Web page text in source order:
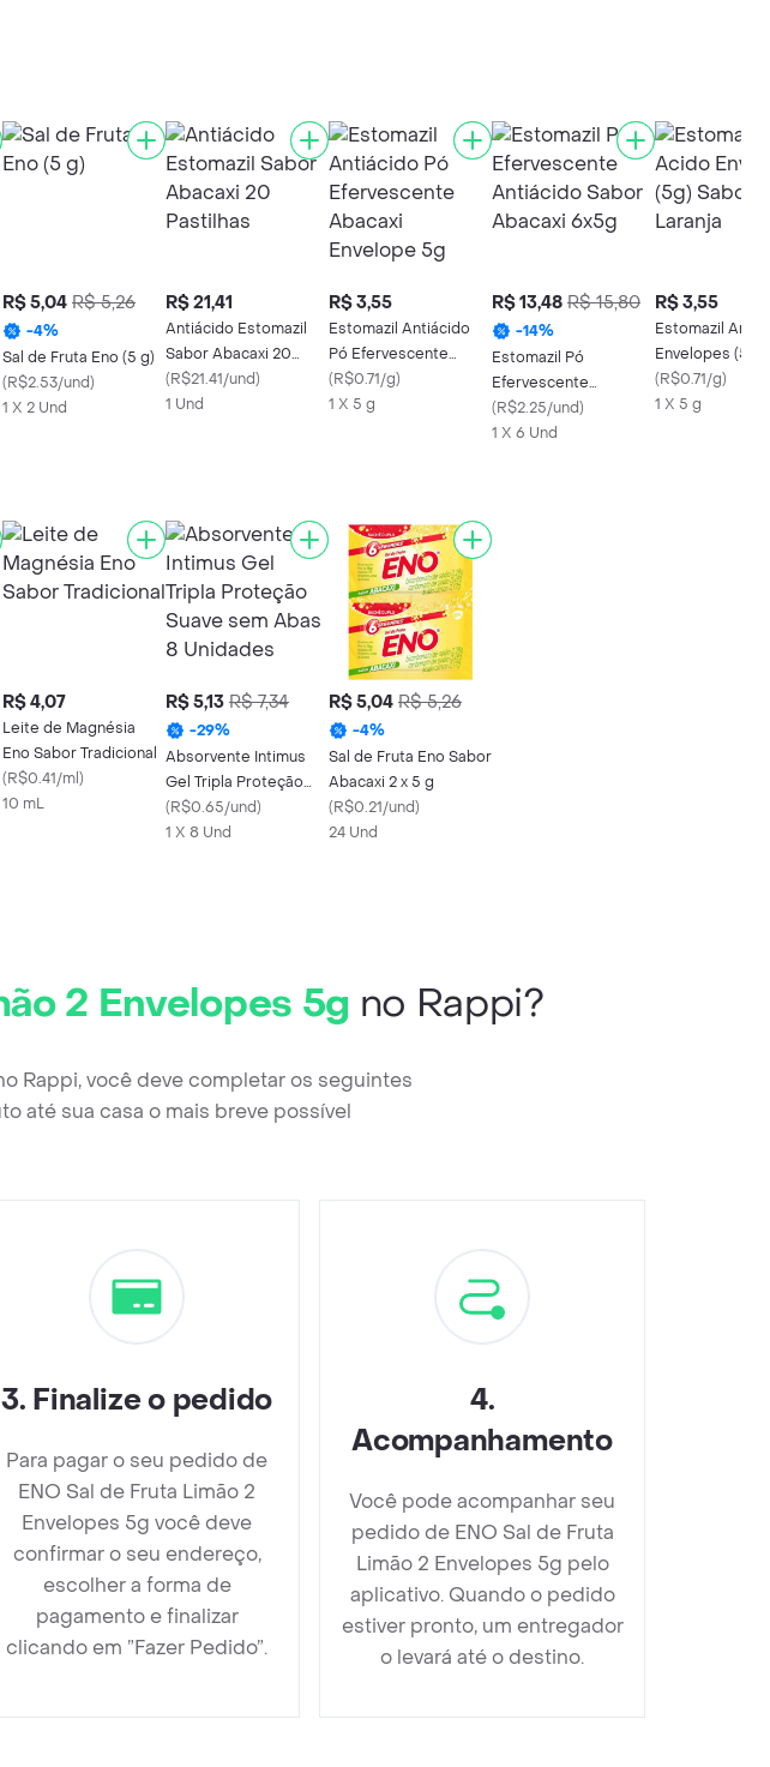
R$ 5,04 R$ 5,26
-4%
Sal de Fruta Eno (5 g)
(R$2.53/und)
1 X 2 Und
R$ 21,41
Antiácido Estomazil
Sabor Abacaxi 20
Pastilhas
(R$21.41/und)
1 Und
R$ 3,55
Estomazil Antiácido
Pó Efervescente
Abacaxi Envelope 5g
(R$0.71/g)
1 X 5 g
R$ 13,48 R$ 15,80
-14%
Estomazil Pó
Efervescente
Antiácido Sabor
Abacaxi 6x5g
(R$2.25/und)
1 X 6 Und
R$ 3,55
Estomazil Anti
Envelopes (5g)
Laranja
(R$0.71/g)
1 X 5 g
R$ 4,07
Leite de Magnésia
Eno Sabor Tradicional
(R$0.41/ml)
10 mL
R$ 5,13 R$ 7,34
-29%
Absorvente Intimus
Gel Tripla Proteção
Suave sem Abas 8
Unidades
(R$0.65/und)
1 X 8 Und
R$ 5,04 R$ 5,26
-4%
Sal de Fruta Eno Sabor
Abacaxi 2 x 5 g
(R$0.21/und)
24 Und
2 Envelopes 5g no Rappi?
Rappi, você deve completar os seguintes
até sua casa o mais breve possível
3. Finalize o pedido
Para pagar o seu pedido de
ENO Sal de Fruta Limão 2
Envelopes 5g você deve
confirmar o seu endereço,
escolher a forma de
pagamento e finalizar
clicando em ”Fazer Pedido”.
4.
Acompanhamento
Você pode acompanhar seu
pedido de ENO Sal de Fruta
Limão 2 Envelopes 5g pelo
aplicativo. Quando o pedido
estiver pronto, um entregador
o levará até o destino.